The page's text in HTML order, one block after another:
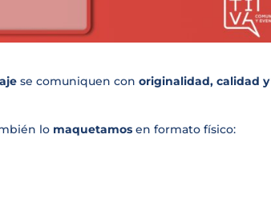
se comuniquen conoriginalidad, calidad y
lo maquetamos en formato físico: